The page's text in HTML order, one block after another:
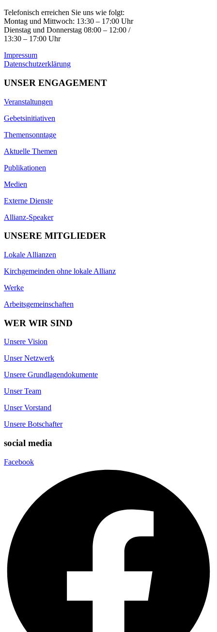
Telefonisch erreichen Sie uns wie folgt:
Montag und Mittwoch: 13:30 – 17:00 Uhr
Dienstag und Donnerstag 08:00 – 12:00 /
13:30 – 17:00 Uhr
Impressum
Datenschutzerklärung
UNSER ENGAGEMENT
Veranstaltungen
Gebetsinitiativen
Themensonntage
Aktuelle Themen
Publikationen
Medien
Externe Dienste
Allianz-Speaker
UNSERE MITGLIEDER
Lokale Allianzen
Kirchgemeinden ohne lokale Allianz
Werke
Arbeitsgemeinschaften
WER WIR SIND
Unsere Vision
Unser Netzwerk
Unsere Grundlagendokumente
Unser Team
Unser Vorstand
Unsere Botschafter
social media
Facebook